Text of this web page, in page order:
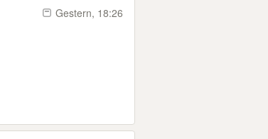
Gestern, 18:26